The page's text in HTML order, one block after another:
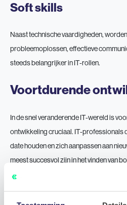
Soft skills
Naast technische vaardigheden,
probleemoplossen, effectieve
steeds belangrijker in IT-rollen.
Voortdurende
In de snel veranderende IT-wereld is
ontwikkeling cruciaal. IT-professionals
date houden en zich aanpassen aan
meest succesvol zijn in het vinden van
2024 en daarna.